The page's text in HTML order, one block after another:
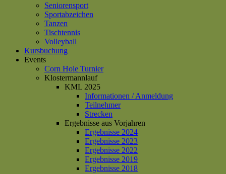
Seniorensport
Sportabzeichen
Tanzen
Tischtennis
Volleyball
Kursbuchung
Events
Corn Hole Turnier
Klostermannlauf
KML 2025
Informationen / Anmeldung
Teilnehmer
Strecken
Ergebnisse aus Vorjahren
Ergebnisse 2024
Ergebnisse 2023
Ergebnisse 2022
Ergebnisse 2019
Ergebnisse 2018